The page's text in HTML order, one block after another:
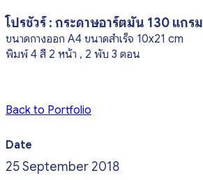
โปรชัวร์ : กระดาษอาร์ตมัน 130 แกรม
ขนาดกางออก A4 ขนาดสำเร็จ 10x21 cm
พิมพ์ 4 สี 2 หน้า , 2 พับ 3 ตอน
Back to Portfolio
Date
25 September 2018